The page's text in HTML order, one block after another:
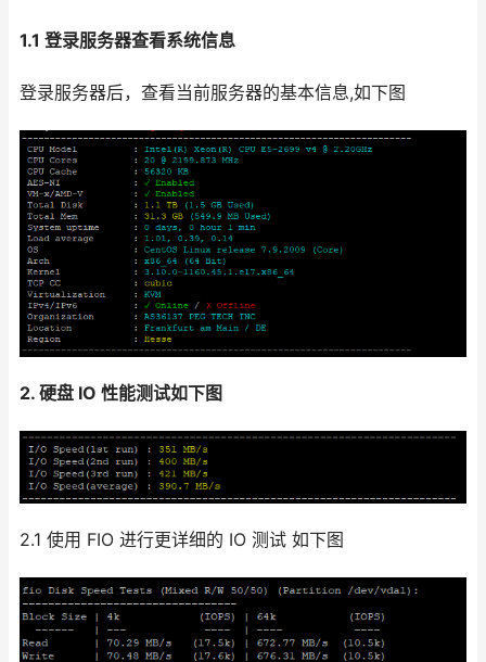
1.1 登录服务器查看系统信息
登录服务器后，查看当前服务器的基本信息,如下图
2. 硬盘 IO 性能测试如下图
2.1 使用 FIO 进行更详细的 IO 测试 如下图